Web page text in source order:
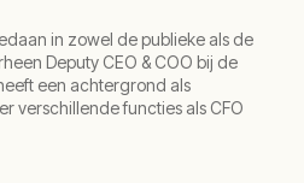
in zowel de publieke als de
Deputy CEO & COO bij de
een achtergrond als
verschillende functies als CFO